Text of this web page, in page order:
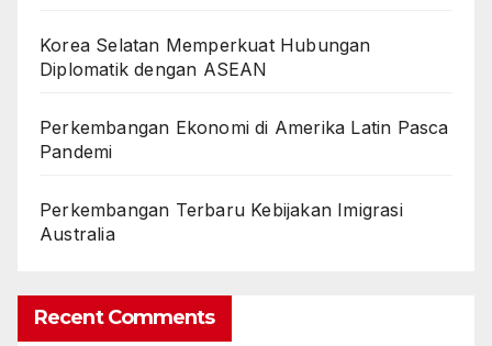
Korea Selatan Memperkuat Hubungan
Diplomatik dengan ASEAN
Perkembangan Ekonomi di Amerika Latin Pasca
Pandemi
Perkembangan Terbaru Kebijakan Imigrasi
Australia
Recent Comments